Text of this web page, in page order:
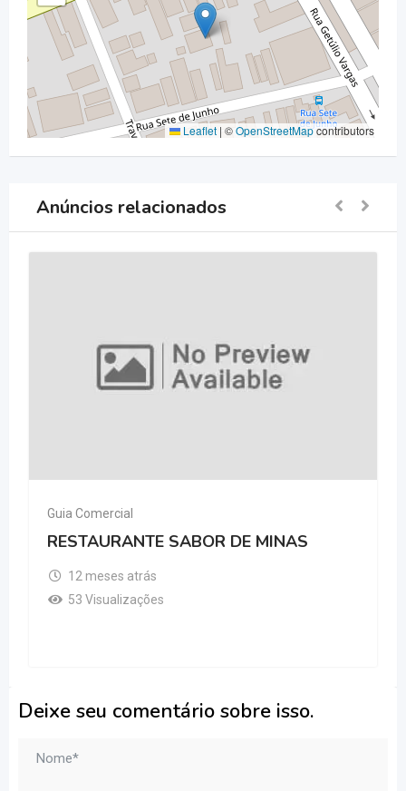
Leaflet | ©OpenStreetMapcontributors
Anúncios relacionados
Guia Comercial
RESTAURANTE SABOR DE MINAS
12 meses atrás
53 Visualizações
Deixe seu comentário sobre isso.